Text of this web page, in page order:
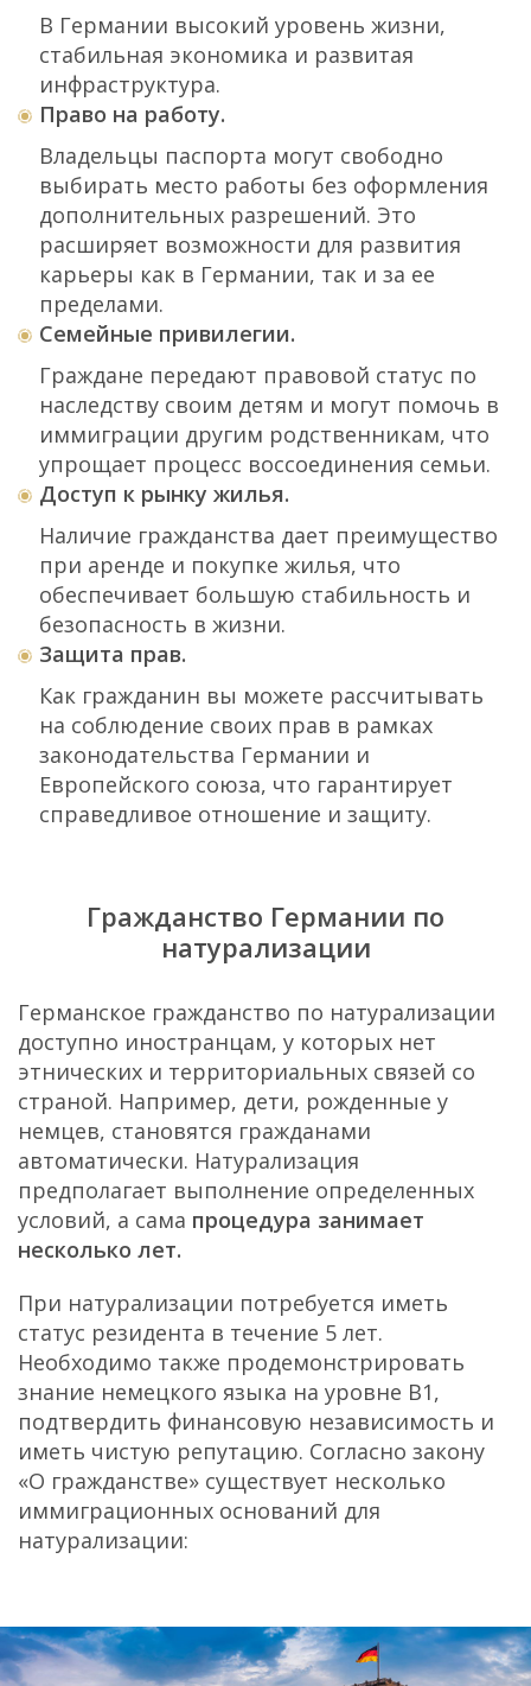
В Германии высокий уровень жизни,
стабильная экономика и развитая
инфраструктура.
Право на работу.
Владельцы паспорта могут свободно
выбирать место работы без оформления
дополнительных разрешений. Это
расширяет возможности для развития
карьеры как в Германии, так и за ее
пределами.
Семейные привилегии.
Граждане передают правовой статус по
наследству своим детям и могут помочь в
иммиграции другим родственникам, что
упрощает процесс воссоединения семьи.
Доступ к рынку жилья.
Наличие гражданства дает преимущество
при аренде и покупке жилья, что
обеспечивает большую стабильность и
безопасность в жизни.
Защита прав.
Как гражданин вы можете рассчитывать
на соблюдение своих прав в рамках
законодательства Германии и
Европейского союза, что гарантирует
справедливое отношение и защиту.
Гражданство Германии по
натурализации
Германское гражданство по натурализации
доступно иностранцам, у которых нет
этнических и территориальных связей со
страной. Например, дети, рожденные у
немцев, становятся гражданами
автоматически. Натурализация
предполагает выполнение определенных
условий, а сама процедура занимает
несколько лет.
При натурализации потребуется иметь
статус резидента в течение 5 лет.
Необходимо также продемонстрировать
знание немецкого языка на уровне B1,
подтвердить финансовую независимость и
иметь чистую репутацию. Согласно закону
«О гражданстве» существует несколько
иммиграционных оснований для
натурализации: